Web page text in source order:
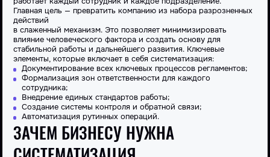
Главная цель — превратить компанию из набора разрозненных
действий
в слаженный механизм. Это позволяет минимизировать
влияние человеческого фактора и создать основу для
стабильной работы и дальнейшего развития. Ключевые
элементы, которые включает в себя систематизация:
Документирование всех ключевыхпроцессов регламентов;
Формализация зон ответственности для каждого
сотрудника;
Внедрение единых стандартовработы;
Создание системы контроля и обратной связи;
Автоматизация рутинных операций.
ЗАЧЕМ БИЗНЕСУ НУЖНА